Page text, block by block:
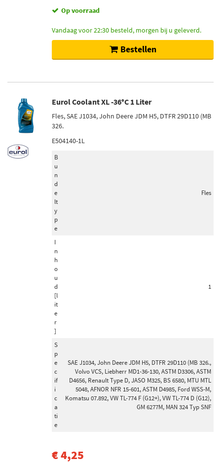
Koppelstang (50)
Voeringsstang (5)
Koudstartstroom EN (A)
850 (1)
Schokdemper inbouwtype
Telescoop-schokdemper (132)
Veerpoot (29)
Demper niet veerdragend (26)
Veerdragende schokdemper (8)
Remschijfdikte [mm]
Schokdemper bevestigingstype
Oog onderaan (167)
Pen bovenaan (158)
Oog bovenaan (45)
Pen onderaan (2)
Op voorraad
Vandaag voor 22:30 besteld, morgen bij u geleverd.
Bestellen
Eurol Coolant XL -36°C 1 Liter
Fles, SAE J1034, John Deere JDM H5, DTFR 29D110 (MB
326.
E504140-1L
B
u
n
d
e
lt
y
p
e
Fles
I
n
h
o
u
d
[l
it
e
r
]
1
S
p
e
c
if
i
c
a
ti
e
SAE J1034, John Deere JDM H5, DTFR 29D110 (MB 326.,
Volvo VCS, Liebherr MD1-36-130, ASTM D3306, ASTM
D4656, Renault Type D, JASO M325, BS 6580, MTU MTL
5048, AFNOR NFR 15-601, ASTM D4985, Ford WSS-M,
Komatsu 07.892, VW TL-774 F (G12+), VW TL-774 D (G12),
GM 6277M, MAN 324 Typ SNF
€ 4,25